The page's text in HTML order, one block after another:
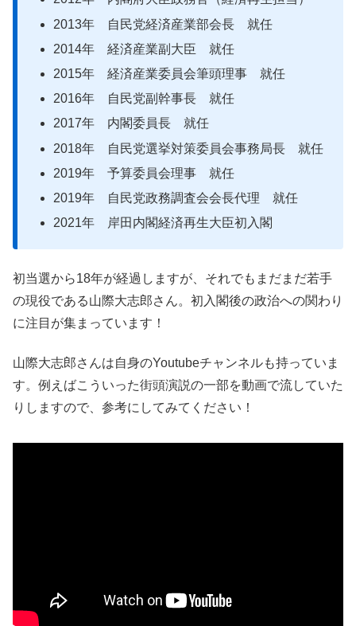
2013年 自民党経済産業部会長 就任
2014年 経済産業副大臣 就任
2015年 経済産業委員会筆頭理事 就任
2016年 自民党副幹事長 就任
2017年 内閣委員長 就任
2018年 自民党選挙対策委員会事務局長 就任
2019年 予算委員会理事 就任
2019年 自民党政務調査会会長代理 就任
2021年 岸田内閣経済再生大臣初入閣
初当選から18年が経過しますが、それでもまだまだ若手
の現役である山際大志郎さん。初入閣後の政治への関わり
に注目が集まっています！
山際大志郎さんは自身のYoutubeチャンネルも持っていま
す。例えばこういった街頭演説の一部を動画で流していた
りしますので、参考にしてみてください！